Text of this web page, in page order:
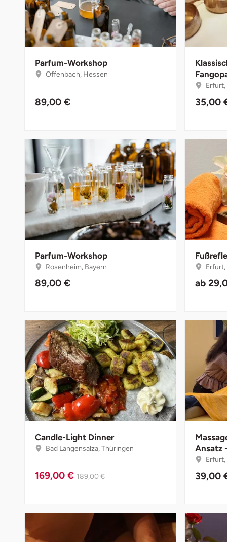
Parfum-Workshop
Offenbach, Hessen
89,00 € 35,00
Parfum-Workshop
Rosenheim, Bayern
89,00 € ab
Candle-Light Dinner
Bad Langensalza, Thüringen
169,00 € 189,00 €
Ansatz
39,00
Freiberg
Freiburg
Geiselwind
Gelnhausen
Gersfeld
Halle
Hamburg
Hanau
Hannover
Heidelberg
Heidenheim
Heldburg